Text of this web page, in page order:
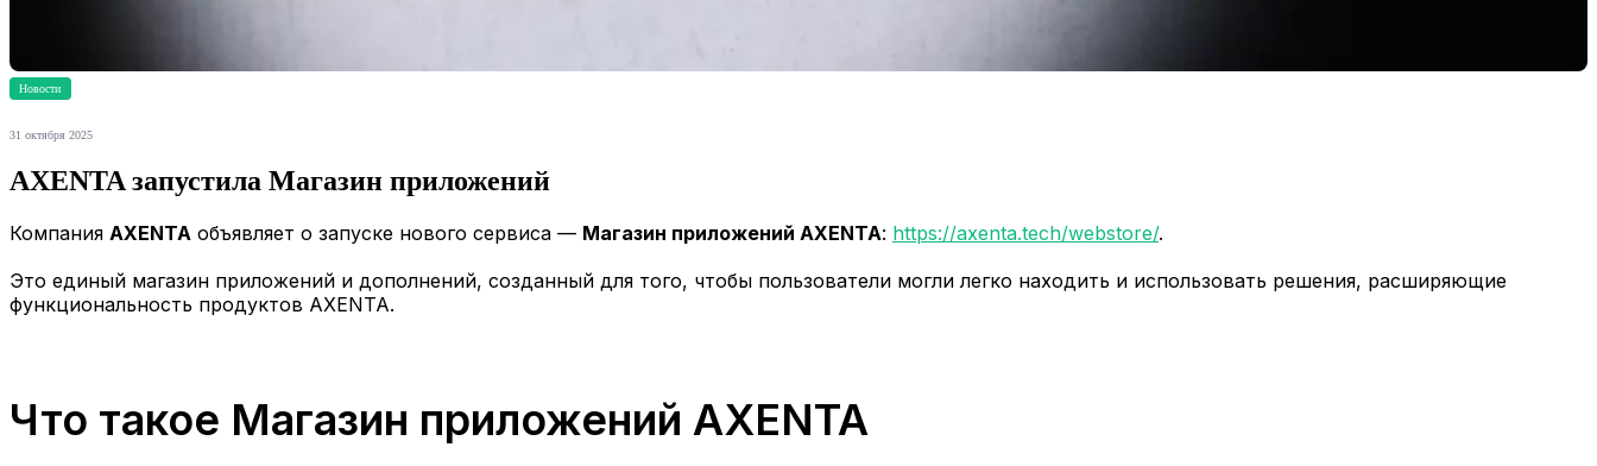
Новости
31 октября 2025
AXENTA запустила Магазин приложений
Компания AXENTA объявляет о запуске нового сервиса — Магазин приложений AXENTA: https://axenta.tech/webstore/.
Это единый магазин приложений и дополнений, созданный для того, чтобы пользователи могли легко находить и использовать решения, расширяющие
функциональность продуктов AXENTA.
Что такое Магазин приложений AXENTA